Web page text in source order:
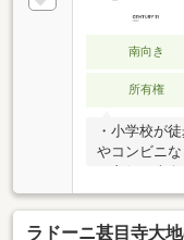
南向き
所有権
・小学校が
やコンビニ
り良好な南
収納スペー
ラドーニ甚目寺大